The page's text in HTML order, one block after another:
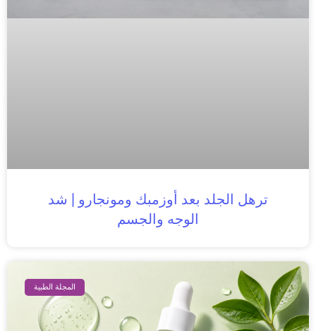
ترهل الجلد بعد أوزمبك ومونجارو | شد
الوجه والجسم
المجلة الطبية